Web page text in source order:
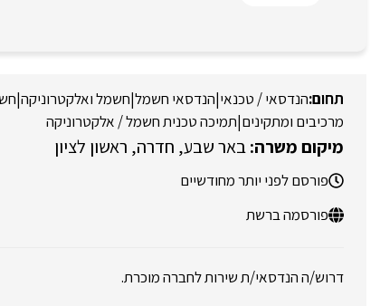
הנדסאי / טכנאי|הנדסאי חשמל|חשמל ואלקטרוניקה|
מרכיבים ומתקינים|תמיכה טכנית חשמל / אלקטרוניקה
באר שבע חדרה ראשון לציון
פורסם לפני יותר מחודשיים
פורסמה ברשת
דרוש/ה הנדסאי/ת שירות לחברה מוכרת.